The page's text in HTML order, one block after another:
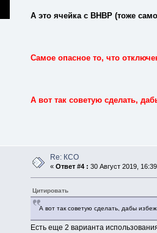
А это ячейка с ВНВР (тоже
Самое опасное то, что
А вот так советую сделать,
Re: КСО
«Ответ #4 : 30 Август 2019,
Цитировать
А вот так советую сделать, дабы
Есть еще 2 варианта